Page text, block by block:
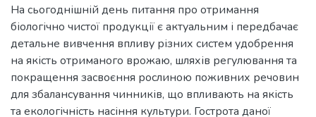
На сьогоднішній день питання про отримання
біологічно чистої продукції є актуальним і передбачає
детальне вивчення впливу різних систем удобрення
на якість отриманого врожаю, шляхів регулювання та
покращення засвоєння рослиною поживних речовин
для збалансування чинників, що впливають на якість
та екологічність насіння культури. Гострота даної